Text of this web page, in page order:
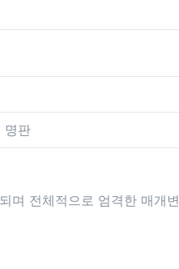
명판
며 전체적으로 엄격한 매개